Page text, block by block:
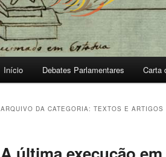
Início Debates Parlamentares Carta
ARQUIVO DA CATEGORIA: TEXTOS E ARTIGOS